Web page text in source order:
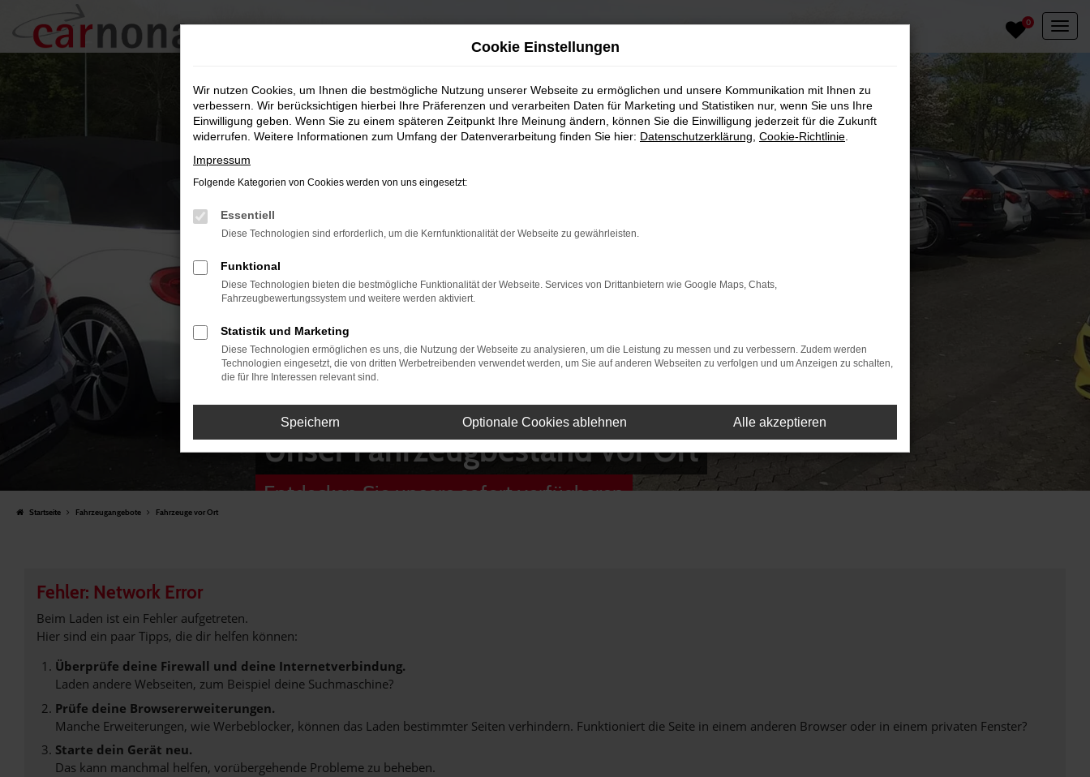
Zum
Hauptinhalt
springen
0
Unser Fahrzeugbestand vor Ort
Entdecken Sie unsere sofort verfügbaren
Startseite Fahrzeugangebote Fahrzeuge vor Ort
Fehler: Network Error
Beim Laden ist ein Fehler aufgetreten.
Hier sind ein paar Tipps, die dir helfen können:
Überprüfe deine Firewall und deine Internetverbindung.
Laden andere Webseiten, zum Beispiel deine Suchmaschine?
Prüfe deine Browsererweiterungen.
Manche Erweiterungen, wie Werbeblocker, können das Laden bestimmter Seiten verhindern. Funktioniert die Seite in einem anderen Browser oder in einem privaten Fenster?
Starte dein Gerät neu.
Das kann manchmal helfen, vorübergehende Probleme zu beheben.
Cookie Einstellungen
Wir nutzen Cookies, um Ihnen die bestmögliche Nutzung unserer Webseite zu ermöglichen und unsere Kommunikation mit Ihnen zu
verbessern. Wir berücksichtigen hierbei Ihre Präferenzen und verarbeiten Daten für Marketing und Statistiken nur, wenn Sie uns Ihre
Einwilligung geben. Wenn Sie zu einem späteren Zeitpunkt Ihre Meinung ändern, können Sie die Einwilligung jederzeit für die Zukunft
widerrufen. Weitere Informationen zum Umfang der Datenverarbeitung finden Sie hier: Datenschutzerklärung Cookie-Richtlinie
Impressum
Folgende Kategorien von Cookies werden von uns eingesetzt:
Essentiell
Diese Technologien sind erforderlich, um die Kernfunktionalität der Webseite zu gewährleisten.
Funktional
Diese Technologien bieten die bestmögliche Funktionalität der Webseite. Services von Drittanbietern wie Google Maps, Chats,
Fahrzeugbewertungssystem und weitere werden aktiviert.
Statistik und Marketing
Diese Technologien ermöglichen es uns, die Nutzung der Webseite zu analysieren, um die Leistung zu messen und zu verbessern. Zudem werden
Technologien eingesetzt, die von dritten Werbetreibenden verwendet werden, um Sie auf anderen Webseiten zu verfolgen und um Anzeigen zu schalten,
die für Ihre Interessen relevant sind.
Speichern Optionale Cookies ablehnen Alle akzeptieren